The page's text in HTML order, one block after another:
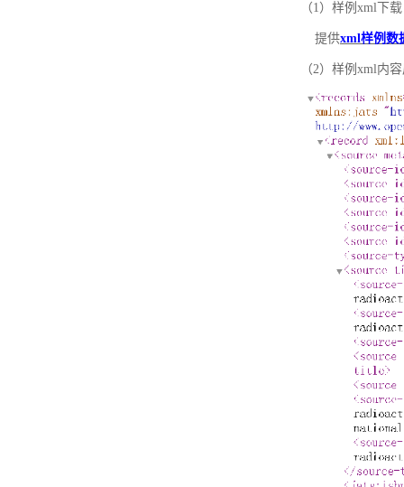
（1）样例xml下载
提供xml样例数
（2）样例xml内